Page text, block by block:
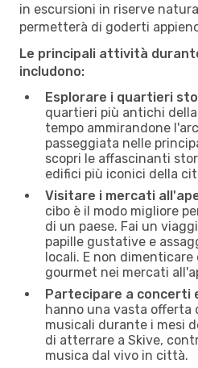
in escursioni in riserve
permetterà di goderti
Le principali attività
includono:
Esplorare i quartieri
quartieri più antichi
tempo ammirandone
passeggiata nelle
scopri le affascinanti
edifici più iconici della
Visitare i mercati
cibo è il modo migliore
di un paese. Fai un
papille gustative e
locali. E non
gourmet nei mercati
Partecipare a concerti
hanno una vasta
musicali durante i mesi
di atterrare a Skive,
musica dal vivo in città.